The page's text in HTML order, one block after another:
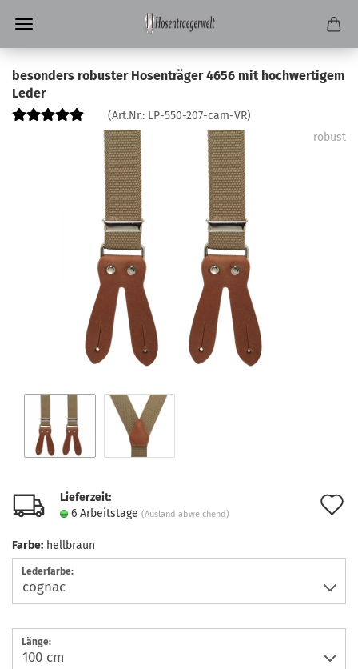
besonders robuster Hosenträger 4656 mit hochwertigem
Leder
(Art.Nr.: LP-550-207-cam-VR)
robust
Lieferzeit:
6 Arbeitstage (Ausland abweichend)
Farbe: hellbraun
Lederfarbe:
Länge: